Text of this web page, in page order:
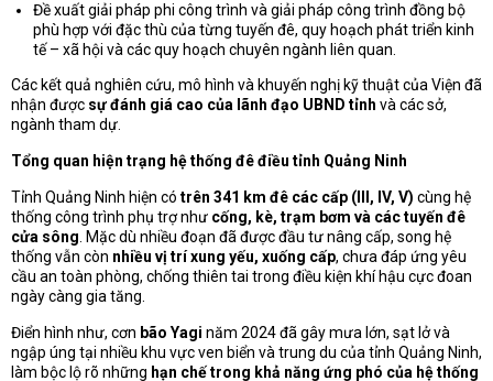
Đề xuất giải pháp phi công trình và giải pháp công trình đồng bộ
phù hợp với đặc thù của từng tuyến đê, quy hoạch phát triển kinh
tế – xã hội và các quy hoạch chuyên ngành liên quan.
Các kết quả nghiên cứu, mô hình và khuyến nghị kỹ thuật của Viện đã
nhận được sự đánh giá cao của lãnh đạo UBND tỉnh và các sở,
ngành tham dự.
Tổng quan hiện trạng hệ thống đê điều tỉnh Quảng Ninh
Tỉnh Quảng Ninh hiện có trên 341 km đê các cấp (III, IV, V) cùng hệ
thống công trình phụ trợ như cống, kè, trạm bơm và các tuyến đê
cửa sông . Mặc dù nhiều đoạn đã được đầu tư nâng cấp, song hệ
thống vẫn còn nhiều vị trí xung yếu, xuống cấp, chưa đáp ứng yêu
cầu an toàn phòng, chống thiên tai trong điều kiện khí hậu cực đoan
ngày càng gia tăng.
Điển hình như, cơn bão Yagi năm 2024 đã gây mưa lớn, sạt lở và
ngập úng tại nhiều khu vực ven biển và trung du của tỉnh Quảng Ninh,
làm bộc lộ rõ những hạn chế trong khả năng ứng phó của hệ thống